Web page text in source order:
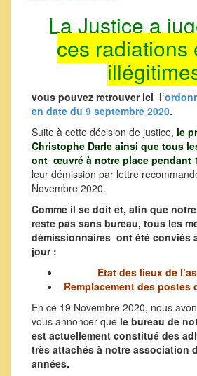
La Justice a
ces radiations
vous pouvez retrouver ici l
en date du 9 septembre 2020.
Suite à cette décision de justice, le
Christophe Darle ainsi que tous
ont œuvré à notre place pendant
leur démission par lettre
Novembre 2020.
Comme il se doit et, afin que
reste pas sans bureau, tous les
démissionnaires ont été conviés
jour :
Etat des lieux de
Remplacement des postes
En ce 19 Novembre 2020, nous
vous annoncer que le bureau de
est actuellement constitué des
très attachés à notre association
années.